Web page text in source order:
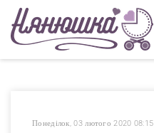
Понеділок, 03 лютого 2020 08:15